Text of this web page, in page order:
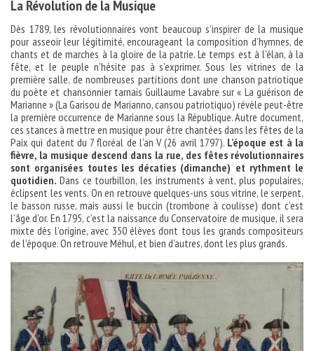
La Révolution de la Musique
Dès 1789, les révolutionnaires vont beaucoup s’inspirer de la musique
pour asseoir leur légitimité, encourageant la composition d’hymnes, de
chants et de marches à la gloire de la patrie. Le temps est à l’élan, à la
fête, et le peuple n’hésite pas à s’exprimer. Sous les vitrines de la
première salle, de nombreuses partitions dont une chanson patriotique
du poète et chansonnier tarnais Guillaume Lavabre sur « La guérison de
Marianne » (La Garisou de Marianno, cansou patriotiquo) révèle peut-être
la première occurrence de Marianne sous la République. Autre document,
ces stances à mettre en musique pour être chantées dans les fêtes de la
Paix qui datent du 7 floréal de l’an V (26 avril 1797). L’époque est à la
fièvre, la musique descend dans la rue, des fêtes révolutionnaires
sont organisées toutes les décaties (dimanche) et rythment le
quotidien. Dans ce tourbillon, les instruments à vent, plus populaires,
éclipsent les vents. On en retrouve quelques-uns sous vitrine, le serpent,
le basson russe, mais aussi le buccin (trombone à coulisse) dont c’est
l’âge d’or. En 1795, c’est la naissance du Conservatoire de musique, il sera
mixte dès l’origine, avec 350 élèves dont tous les grands compositeurs
de l’époque. On retrouve Méhul, et bien d’autres, dont les plus grands.